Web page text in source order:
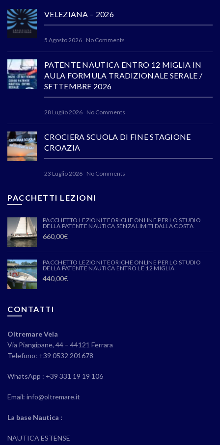
VELEZIANA – 2026
5 Agosto 2026 No Comments
PATENTE NAUTICA ENTRO 12 MIGLIA IN
AULA FORMULA TRADIZIONALE SERALE /
SETTEMBRE 2026
28 Luglio 2026 No Comments
CROCIERA SCUOLA DI FINE STAGIONE
CROAZIA
23 Luglio 2026 No Comments
PACCHETTI LEZIONI
PACCHETTO LEZIONI TEORICHE ONLINE PER LO STUDIO
DELLA PATENTE NAUTICA SENZA LIMITI DALLA COSTA
660,00€
PACCHETTO LEZIONI TEORICHE ONLINE PER LO STUDIO
DELLA PATENTE NAUTICA ENTRO LE 12 MIGLIA
440,00€
CONTATTI
Oltremare Vela
Via Piangipane, 44 – 44121 Ferrara
Telefono: +39 0532 201678
WhatsApp : +39 331 19 19 106
Email: info@oltremare.it
La base Nautica :
NAUTICA ESTENSE